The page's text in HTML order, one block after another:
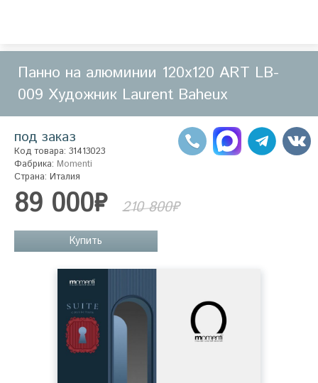
Панно на алюминии 120х120 ART LB-
009 Художник Laurent Baheux
под заказ
Код товара: 31413023
Фабрика: Momenti
Страна: Италия
89 000₽ 210 800₽
Купить